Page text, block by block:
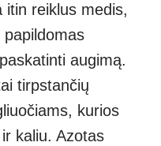
itin reiklus medis,
augimą.
tirpstančių
kurios
kaliu. Azotas